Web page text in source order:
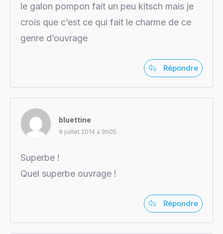
le galon pompon fait un peu kitsch mais je
crois que c’est ce qui fait le charme de ce
genre d’ouvrage
Répondre
bluettine
9 juillet 2014 à 9h05
Superbe !
Quel superbe ouvrage !
Répondre